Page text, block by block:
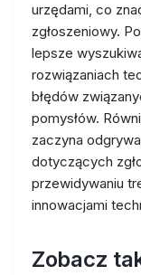
urzędami, co
zgłoszeniowy.
lepsze
rozwiązaniach
błędów
pomysłów.
zaczyna
dotyczących
przewidywaniu
innowacjami
Zobacz